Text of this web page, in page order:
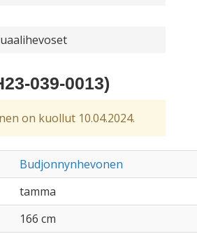
039-0013)
on kuollut 10.04.2024.
Budjonnynhevonen
tamma
166 cm